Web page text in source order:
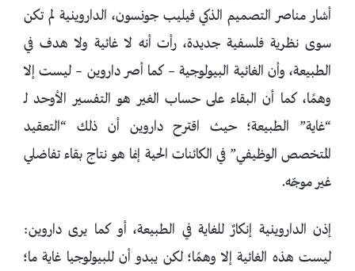
أشار مناصر التصميم الذكي فيليب جونسون، الداروينية لم تكن
سوى نظرية فلسفية جديدة، رأت أنه لا غائية ولا هدف في
الطبيعة، وأن الغائية البيولوجية – كما أصر داروين – ليست إلا
وهمًا، كما أن البقاء على حساب الغير هو التفسير الأوحد لـ
“غاية” الطبيعة؛ حيث اقترح داروين أن ذلك “التعقيد
المتخصص الوظيفي” في الكائنات الحية إنما هو نتاج بقاء تفاضلي
غير موجّه.
إذن الداروينية إنكارٌ للغاية في الطبيعة، أو كما يرى داروين:
ليست هذه الغائية إلا وهمًا؛ لكن يبدو أن للبيولوجيا غاية ما؛